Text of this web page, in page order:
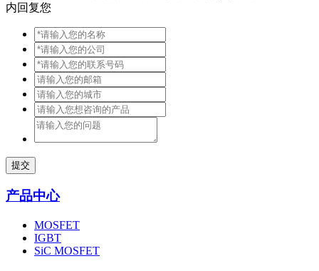
内回复您
提交
产品中心
MOSFET
IGBT
SiC MOSFET